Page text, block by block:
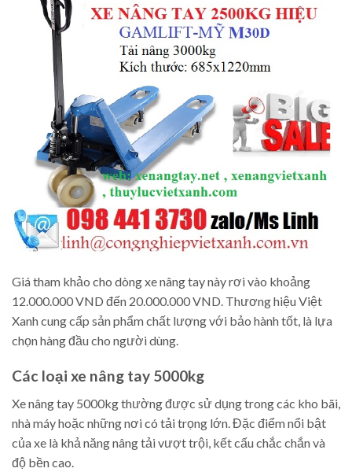
Giá tham khảo cho dòng xe nâng tay này rơi vào khoảng
12.000.000 VND đến 20.000.000 VND. Thương hiệu Việt
Xanh cung cấp sản phẩm chất lượng với bảo hành tốt, là lựa
chọn hàng đầu cho người dùng.
Các loại xe nâng tay 5000kg
Xe nâng tay 5000kg thường được sử dụng trong các kho bãi,
nhà máy hoặc những nơi có tải trọng lớn. Đặc điểm nổi bật
của xe là khả năng nâng tải vượt trội, kết cấu chắc chắn và
độ bền cao.